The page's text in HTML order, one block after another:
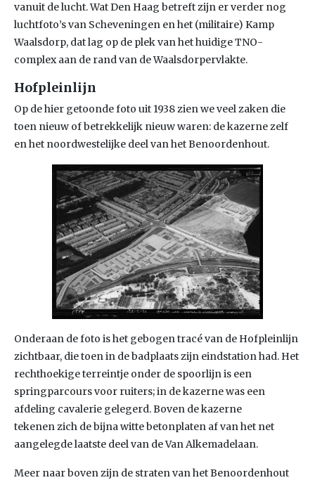
vanuit de lucht. Wat Den Haag betreft zijn er verder nog
luchtfoto’s van Scheveningen en het (militaire) Kamp
Waalsdorp, dat lag op de plek van het huidige TNO-
complex aan de rand van de Waalsdorpervlakte.
Hofpleinlijn
Op de hier getoonde foto uit 1938 zien we veel zaken die
toen nieuw of betrekkelijk nieuw waren: de kazerne zelf
en het noordwestelijke deel van het Benoordenhout.
Onderaan de foto is het gebogen tracé van de Hofpleinlijn
zichtbaar, die toen in de badplaats zijn eindstation had. Het
rechthoekige terreintje onder de spoorlijn is een
springparcours voor ruiters; in de kazerne was een
afdeling cavalerie gelegerd. Boven de kazerne
tekenen zich de bijna witte betonplaten af van het net
aangelegde laatste deel van de Van Alkemadelaan.
Meer naar boven zijn de straten van het Benoordenhout